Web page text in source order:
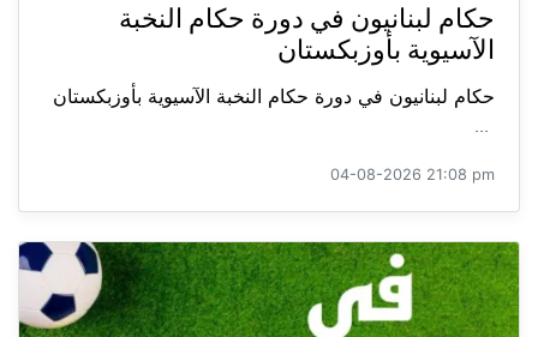
حكام لبنانيون في دورة حكام النخبة
الآسيوية بأوزبكستان
حكام لبنانيون في دورة حكام النخبة الآسيوية بأوزبكستان
...
04-08-2026 21:08 pm